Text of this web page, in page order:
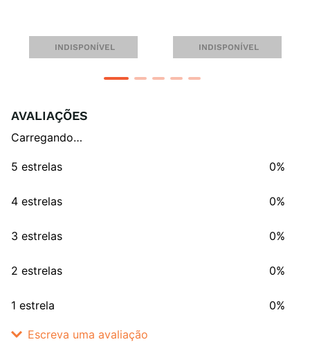
INDISPONÍVEL INDISPONÍVEL
AVALIAÇÕES
Carregando…
5 estrelas 0%
4 estrelas 0%
3 estrelas 0%
2 estrelas 0%
1 estrela 0%
Escreva uma avaliação